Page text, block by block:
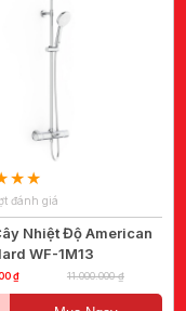
đánh giá
Nhiệt Độ American
WF-1M13
₫ 11.000.000 ₫